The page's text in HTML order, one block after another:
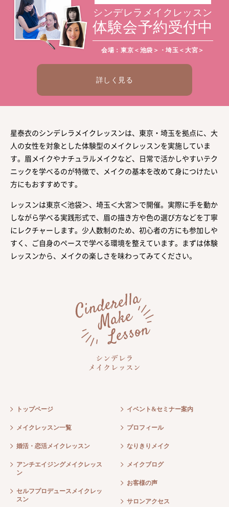
シンデレラメイクレッスン
体験会予約受付中
会場：東京＜池袋＞・埼玉＜大宮＞
詳しく見る
星泰衣のシンデレラメイクレッスンは、東京・埼玉を拠点に、大
人の女性を対象とした体験型のメイクレッスンを実施していま
す。眉メイクやナチュラルメイクなど、日常で活かしやすいテク
ニックを学べるのが特徴で、メイクの基本を改めて身につけたい
方にもおすすめです。
レッスンは東京＜池袋＞、埼玉＜大宮＞で開催。実際に手を動か
しながら学べる実践形式で、眉の描き方や色の選び方などを丁寧
にレクチャーします。少人数制のため、初心者の方にも参加しや
すく、ご自身のペースで学べる環境を整えています。まずは体験
レッスンから、メイクの楽しさを味わってみてください。
トップページ
メイクレッスン一覧
婚活・恋活メイクレッスン
アンチエイジングメイクレッス
ン
セルフプロデュースメイクレッ
スン
イベント&セミナー案内
プロフィール
なりきりメイク
メイクブログ
お客様の声
サロンアクセス